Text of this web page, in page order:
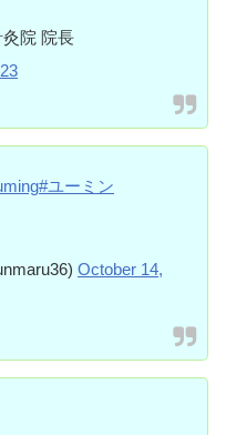
院 院長
#ユーミン
October 14,